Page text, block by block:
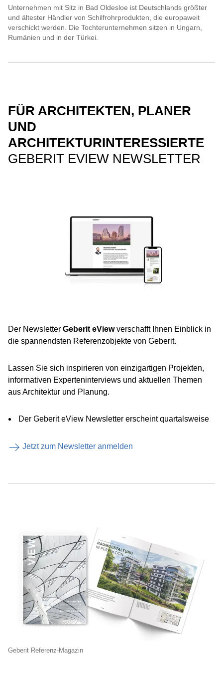
Unternehmen mit Sitz in Bad Oldesloe ist Deutschlands größter
und ältester Händler von Schilfrohrprodukten, die europaweit
verschickt werden. Die Tochterunternehmen sitzen in Ungarn,
Rumänien und in der Türkei.
FÜR ARCHITEKTEN, PLANER
UND
ARCHITEKTURINTERESSIERTE
GEBERIT EVIEW NEWSLETTER
Der Newsletter Geberit eViewverschafft Ihnen Einblick in
die spannendsten Referenzobjekte von Geberit.
Lassen Sie sich inspirieren von einzigartigen Projekten,
informativen Experteninterviews und aktuellen Themen
aus Architektur und Planung.
Der Geberit eView Newsletter erscheint quartalsweise
Jetzt zum Newsletter anmelden
Geberit Referenz-Magazin